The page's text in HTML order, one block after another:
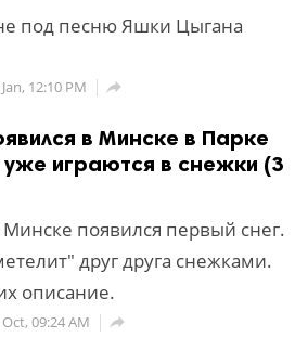
под песню Яшки Цыгана
12:10 PM 
в Минске в Парке
уже играются в снежки (3
Минске появился первый снег.
друг друга снежками.
описание.
09:24 AM 